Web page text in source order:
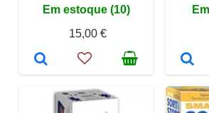
Em estoque (10)
15,00 €